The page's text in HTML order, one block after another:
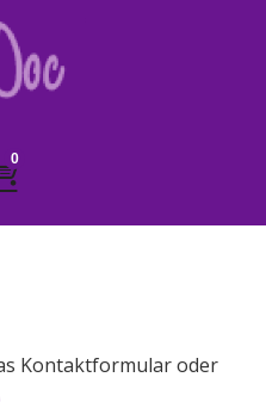
0
Kontaktformular oder